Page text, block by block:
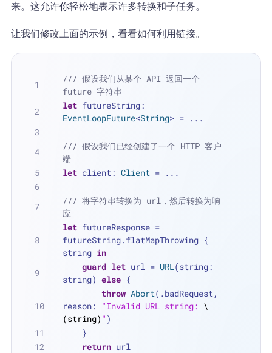
来。这允许你轻松地表示许多转换和子任务。
让我们修改上面的示例，看看如何利用链接。
/// 假设我们从某个 API 返回一个
future 字符串
let
EventLoopFuture<String> = ...
/// 假设我们已经创建了一个 HTTP 客户
端
let client: Client = ...
/// 将字符串转换为 url，然后转换为响
应
let futureResponse =
futureString.flatMapThrowing {
string in
guard let url = URL (string:
string) else {
throw Abort(.badRequest,
reason: "Invalid URL string: \
(string) " )
    }
return url